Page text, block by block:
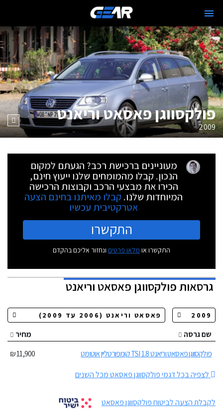
פולקסווגן פאסאט וריאנט
2009
מעוניינים ברכישת רכב? הגעתם למקום
הנכון. קבלו מהמומחים שלנו ייעוץ חינם,
הכירו את מבצעי הרכב וקבוצות הרכישה
המיוחדות שלנו. קבלו מאיתנו בחינם הצעה
אטרקטיבית עכשיו
התקשרו
התקשרו או מלאו פרטים ונחזור אליכם בהקדם
גרסאותפולקסווגן פאסאט וריאנט
שם גרסה
מחיר
פולקסווגן פאסאט וריאנט 1.8 TSI קומפורטליין אוטומט
11,900 ₪
לצפיה בכל דגמי פולקסווגן פאסאט מכל השנים
לקבלת הצעה לביטוח פולקסווגן פאסאט